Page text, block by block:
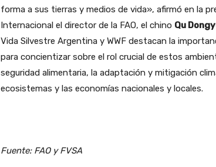
forma a sus tierras y medios de vida», afirmó en la
Internacional el director de la FAO, el chino Qu
Vida Silvestre Argentina y WWF destacan la
para concientizar sobre el rol crucial de estos
seguridad alimentaria, la adaptación y mitigación
ecosistemas y las economías nacionales y locales.
Fuente: FAO y FVSA